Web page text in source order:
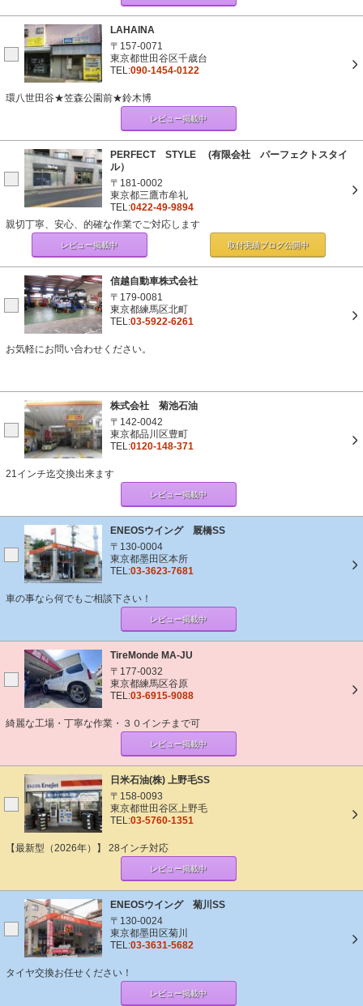
LAHAINA
〒157-0071
東京都世田谷区千歳台
TEL:090-1454-0122
環八世田谷★笠森公園前★鈴木博
レビュー掲載中
PERFECT STYLE (有限会社 パーフェクトスタイ
ル）
〒181-0002
東京都三鷹市牟礼
TEL:0422-49-9894
親切丁寧、安心、的確な作業でご対応します
レビュー掲載中 取付実績ブログ公開中
信越自動車株式会社
〒179-0081
東京都練馬区北町
TEL:03-5922-6261
お気軽にお問い合わせください。
株式会社 菊池石油
〒142-0042
東京都品川区豊町
TEL:0120-148-371
21インチ迄交換出来ます
レビュー掲載中
ENEOSウイング 厩橋SS
〒130-0004
東京都墨田区本所
TEL:03-3623-7681
車の事なら何でもご相談下さい！
レビュー掲載中
TireMonde MA-JU
〒177-0032
東京都練馬区谷原
TEL:03-6915-9088
綺麗な工場・丁寧な作業・３０インチまで可
レビュー掲載中
日米石油(株) 上野毛SS
〒158-0093
東京都世田谷区上野毛
TEL:03-5760-1351
【最新型（2026年）】 28インチ対応
レビュー掲載中
ENEOSウイング 菊川SS
〒130-0024
東京都墨田区菊川
TEL:03-3631-5682
タイヤ交換お任せください！
レビュー掲載中